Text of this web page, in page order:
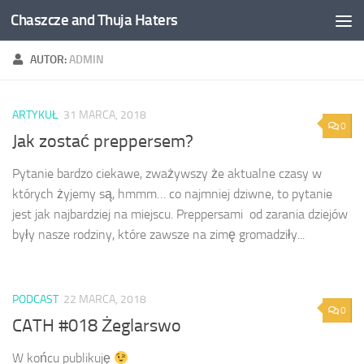
Skip to content
Chaszcze and Thuja Haters
AUTOR:ADMIN
0
ARTYKUŁ 31 MARCA, 2018
Jak zostać preppersem?
Pytanie bardzo ciekawe, zważywszy że aktualne czasy w
których żyjemy są, hmmm… co najmniej dziwne, to pytanie
jest jak najbardziej na miejscu. Preppersami od zarania dziejów
były nasze rodziny, które zawsze na zimę gromadziły...
0
PODCAST 22 MARCA, 2018
CATH #018 Żeglarswo
W końcu publikuję